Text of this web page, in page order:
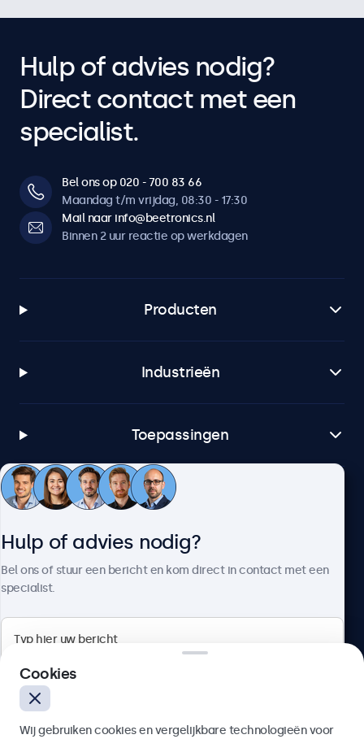
Hulp of advies nodig?
Direct contact met een
specialist.
Bel ons op 020 - 700 83 66
Maandag t/m vrijdag, 08:30 - 17:30
Mail naar info@beetronics.nl
Binnen 2 uur reactie op werkdagen
Producten
Industrieën
Toepassingen
Klantenservice
4.8/5 door 5000+ bedrijven
Hulp of advies nodig?
Bel ons of stuur een bericht en kom direct in contact met een
specialist.
Cookies
Wij gebruiken cookies en vergelijkbare technologieën voor